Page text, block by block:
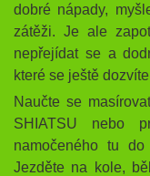
dobré nápady,
zátěži. Je ale
nepřejídat se a
které se ještě
Naučte se
SHIATSU nebo
namočeného tu
Jezděte na kole,